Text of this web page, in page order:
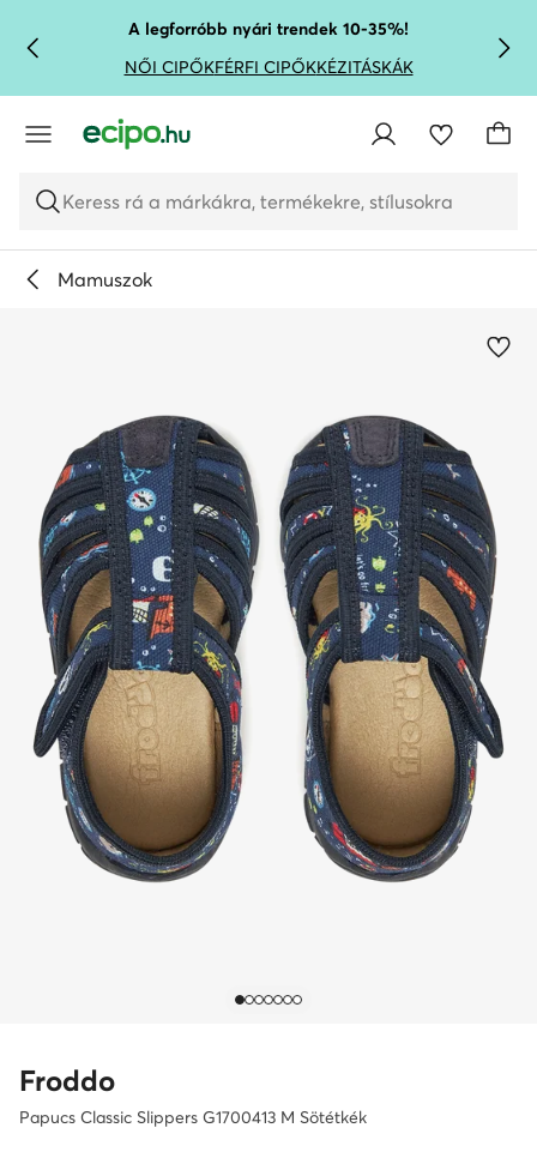
UGRÁS A FŐ TARTALOMRA
UGRÁS A KERESÉSHEZA legforróbb nyári trendek 10-35%!
NŐI CIPŐKFÉRFI CIPŐKKÉZITÁSKÁK
Keress rá a márkákra, termékekre, stílusokra
Mamuszok
Froddo
Papucs Classic Slippers G1700413 M Sötétkék